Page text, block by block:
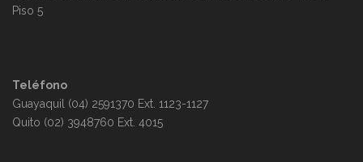
Piso 5
Teléfono
Guayaquil (04) 2591370 Ext. 1123-1127
Quito (02) 3948760 Ext. 4015